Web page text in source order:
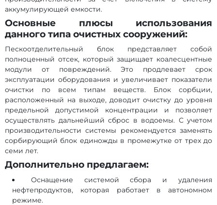
аккумулирующей емкости.
Основные плюсы использования
данного типа очистных сооружений:
Пескоотделительный блок представляет собой
полноценный отсек, который защищает коалесцентные
модули от повреждений. Это продлевает срок
эксплуатации оборудования и увеличивает показатели
очистки по всем типам веществ. Блок сорбции,
расположенный на выходе, доводит очистку до уровня
предельной допустимой концентрации и позволяет
осуществлять дальнейший сброс в водоемы. С учетом
производительности системы рекомендуется заменять
сорбирующий блок единожды в промежутке от трех до
семи лет.
Дополнительно предлагаем:
Оснащение системой сбора и удаления
нефтепродуктов, которая работает в автономном
режиме.